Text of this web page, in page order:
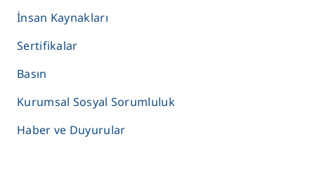
İnsan Kaynakları
Sertifikalar
Basın
Kurumsal Sosyal Sorumluluk
Haber ve Duyurular